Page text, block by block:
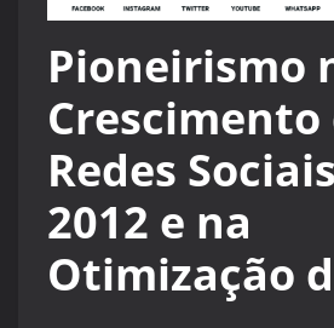
Pioneirismo
Crescimento
Redes
2012 e na
Otimização